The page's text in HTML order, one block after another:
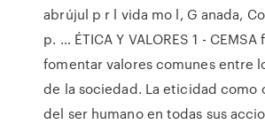
abrújul p r l vida mo l, G anada,
p. … ÉTICA Y VALORES 1 -
fomentar valores comunes entre
de la sociedad. La eticidad como
del ser humano en todas sus